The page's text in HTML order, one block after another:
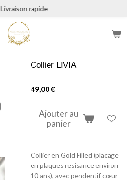
Livraison rapide
Collier LIVIA
49,00 €
Ajouter au
panier
Collier en Gold Filled (placage
en plaques resisance environ
10 ans), avec pendentif cœur